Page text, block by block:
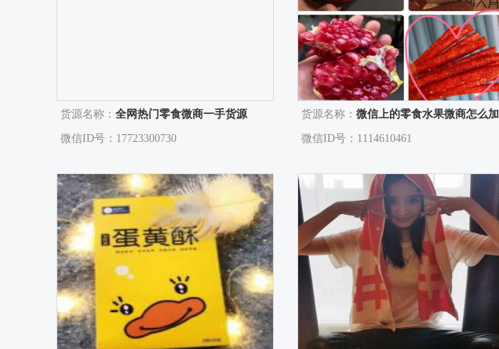
货源名称： 全网热门零食微商一手货源
微信ID号：17723300730
货源名称： 微信上的零食水果微商怎么加入代理？
微信ID号：1114610461